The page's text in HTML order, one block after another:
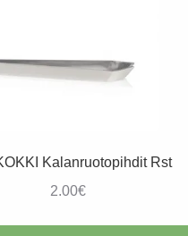
Kalanruotopihdit Rst
2.00€